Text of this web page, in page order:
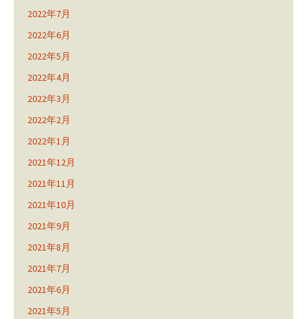
2022年7月
2022年6月
2022年5月
2022年4月
2022年3月
2022年2月
2022年1月
2021年12月
2021年11月
2021年10月
2021年9月
2021年8月
2021年7月
2021年6月
2021年5月